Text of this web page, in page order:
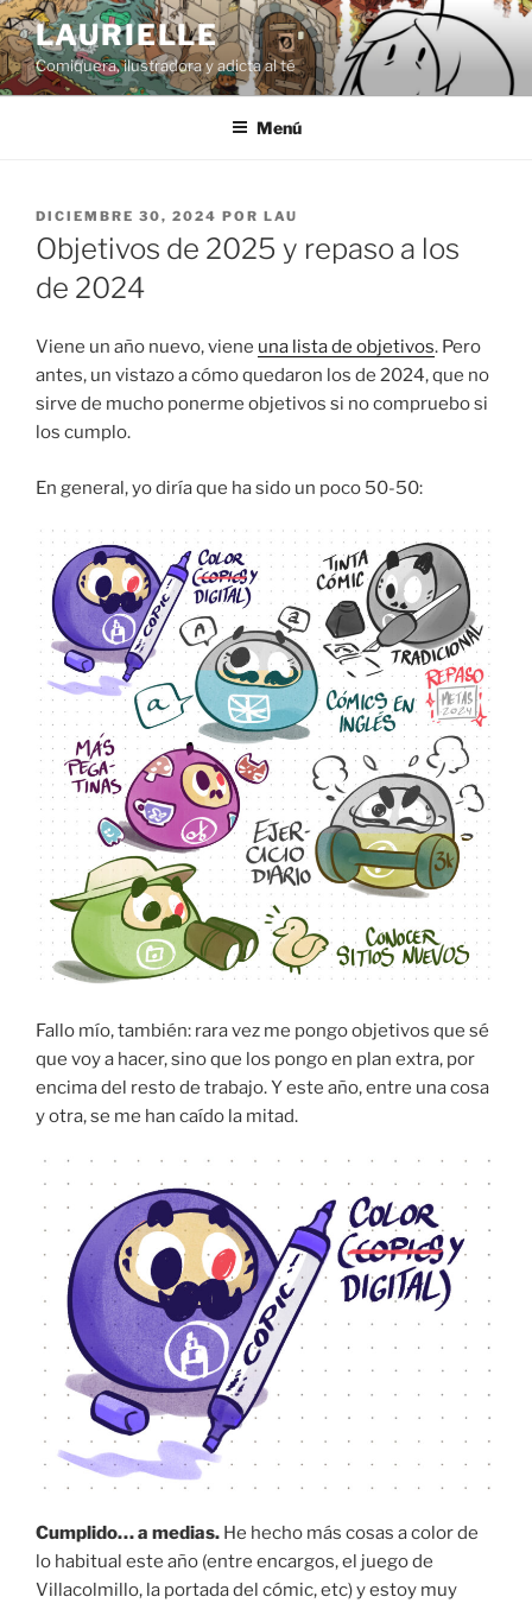
Saltar
al
contenido
LAURIELLE
Comiquera, ilustradora y adicta al té
Menú
PUBLICADO
EL
DICIEMBRE 30, 2024 POR LAU
Objetivos de 2025 y repaso a los
de 2024
Viene un año nuevo, viene una lista de objetivos. Pero
antes, un vistazo a cómo quedaron los de 2024, que no
sirve de mucho ponerme objetivos si no compruebo si
los cumplo.
En general, yo diría que ha sido un poco 50-50:
Fallo mío, también: rara vez me pongo objetivos que sé
que voy a hacer, sino que los pongo en plan extra, por
encima del resto de trabajo. Y este año, entre una cosa
y otra, se me han caído la mitad.
Cumplido… a medias. He hecho más cosas a color de
lo habitual este año (entre encargos, el juego de
Villacolmillo, la portada del cómic, etc) y estoy muy